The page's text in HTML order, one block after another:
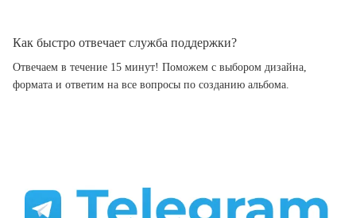
Как быстро отвечает служба поддержки?
Отвечаем в течение 15 минут! Поможем с выбором дизайна,
формата и ответим на все вопросы по созданию альбома.